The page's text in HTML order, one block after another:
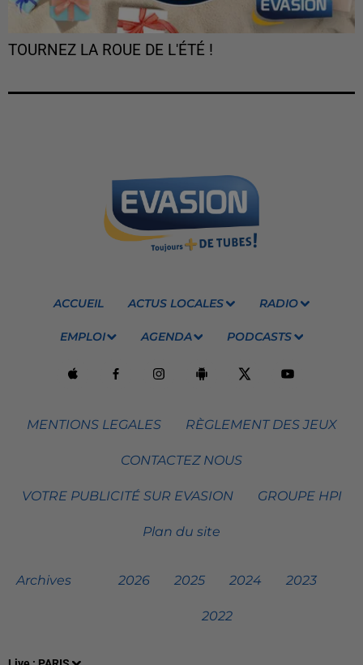
TOURNEZ LA ROUE DE L'ÉTÉ !
ACCUEIL ACTUS LOCALES RADIO
EMPLOI AGENDA PODCASTS
MENTIONS LEGALES RÈGLEMENT DES JEUX
CONTACTEZ NOUS
VOTRE PUBLICITÉ SUR EVASION GROUPE HPI
Plan du site
Archives 2026 2025 2024 2023
2022